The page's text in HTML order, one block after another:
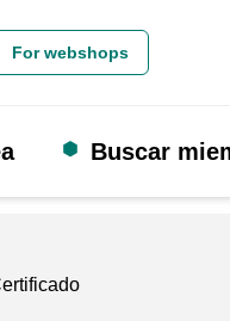
For webshops
Buscar